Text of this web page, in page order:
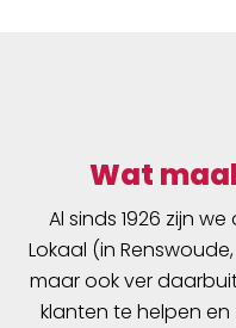
Wat
Al sinds 1926 zijn
Lokaal (in
maar ook ver
klanten te helpen